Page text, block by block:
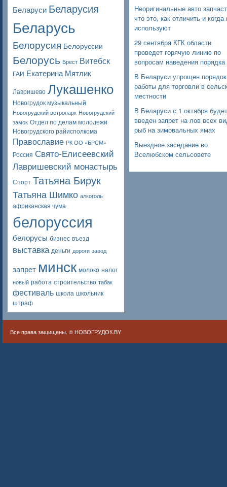
Беларуси Беларусия
Беларусь
Белорусия Белоруссии
Белорусь Брест Витебск
ГАИ Екатерина Мятлик
Лавришево Лукашенко
Новогрудок музыкальный
Новогрудский ветропарк Новогрудский
замок Отдел по делам молодежи
Новогрудского райисполкома
Православие РК ОО «БРСМ»
Россия Свято-Елисеевский
Лавришевский монастырь
Спорт Татьяна Бирук
Татьяна Шимко алкоголь
африканская чума
белоруссия
белорусы бизнес въезд
выставка деньги дороги завод
запрет минск молоко налог
новый работа строительство табак
фестиваль школа школьник
штраф
Неоригинальные авто
что это, как отличить и когда
используют
29 сентября КГК области
проведет горячую линию по
вопросам наведения порядка
В Беларуси упрощен порядок
работы для торговли в
местности
В Беларуси с 1 октября будет
введен запрет на лов всех
рыб на зимовальных ямах
Выездное заседание во
Вселюбском сельсовете
Все права защищены. © НОВОГРУДОК.BY